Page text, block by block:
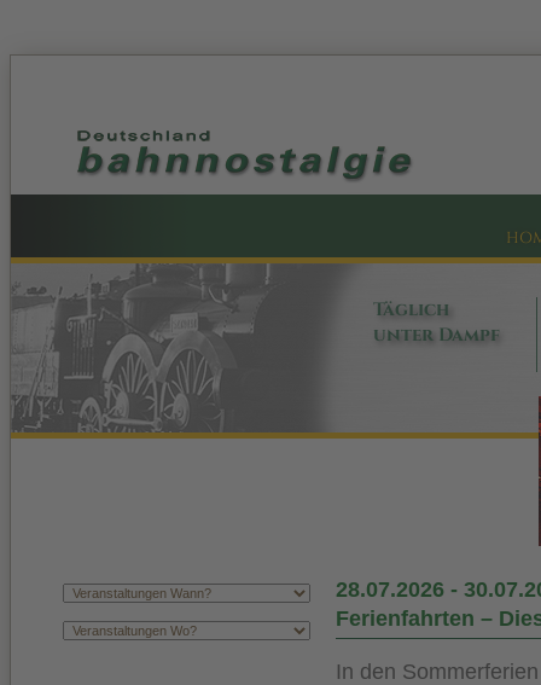
Täglich
unter Dampf
28.07.2026 -
Ferienfahrten –
In den